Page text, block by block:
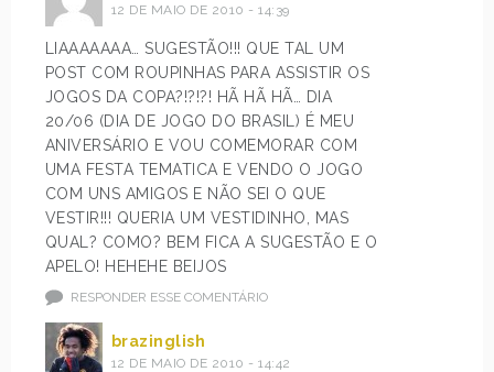
12 DE MAIO DE 2010 - 14:39
LIAAAAAAA… SUGESTÃO!!! QUE TAL UM
POST COM ROUPINHAS PARA ASSISTIR OS
JOGOS DA COPA?!?!?! HÃ HÃ HÃ… DIA
20/06 (DIA DE JOGO DO BRASIL) É MEU
ANIVERSÁRIO E VOU COMEMORAR COM
UMA FESTA TEMATICA E VENDO O JOGO
COM UNS AMIGOS E NÃO SEI O QUE
VESTIR!!! QUERIA UM VESTIDINHO, MAS
QUAL? COMO? BEM FICA A SUGESTÃO E O
APELO! HEHEHE BEIJOS
RESPONDER ESSE COMENTÁRIO
brazinglish
12 DE MAIO DE 2010 - 14:42